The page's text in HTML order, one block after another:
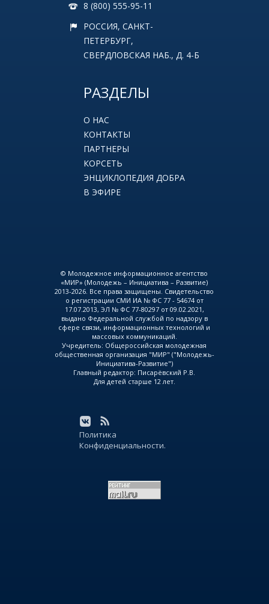
8 (800) 555-95-11
РОССИЯ, САНКТ-
ПЕТЕРБУРГ,
СВЕРДЛОВСКАЯ НАБ., Д. 4-Б
РАЗДЕЛЫ
О НАС
КОНТАКТЫ
ПАРТНЕРЫ
КОРСЕТЬ
ЭНЦИКЛОПЕДИЯ ДОБРА
В ЭФИРЕ
© Молодежное информационное агентство
«МИР» (Молодежь – Инициатива – Развитие)
2013-2026. Все права защищены. Свидетельство
о регистрации СМИ ИА № ФС 77 - 54674 от
17.07.2013, ЭЛ № ФС 77-80297 от 09.02.2021,
выдано Федеральной службой по надзору в
сфере связи, информационных технологий и
массовых коммуникаций.
Учредитель: Общероссийская молодежная
общественная организация "МИР" ("Молодежь-
Инициатива-Развитие")
Главный редактор: Писарёвский Р.В.
Для детей старше 12 лет.
Политика
Конфиденциальности.